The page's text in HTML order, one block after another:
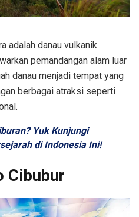
adalah danau vulkanik
pemandangan alam luar
danau menjadi tempat yang
berbagai atraksi seperti
Yuk Kunjungi
di Indonesia Ini!
Cibubur